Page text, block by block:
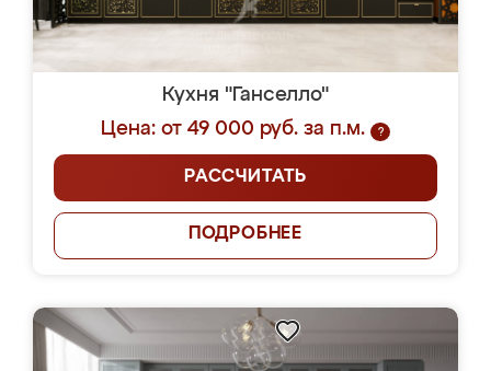
Кухня "Ганселло"
Цена: от 49 000 руб. за п.м.
?
РАССЧИТАТЬ
ПОДРОБНЕЕ